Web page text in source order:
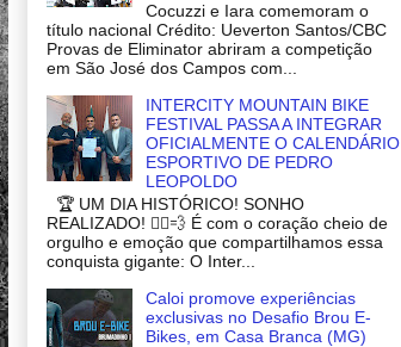
Cocuzzi e Iara comemoram o
título nacional Crédito: Ueverton Santos/CBC
Provas de Eliminator abriram a competição
em São José dos Campos com...
INTERCITY MOUNTAIN BIKE
FESTIVAL PASSA A INTEGRAR
OFICIALMENTE O CALENDÁRIO
ESPORTIVO DE PEDRO
LEOPOLDO
🏆 UM DIA HISTÓRICO! SONHO
REALIZADO! 🚴‍♂️💨 É com o coração cheio de
orgulho e emoção que compartilhamos essa
conquista gigante: O Inter...
Caloi promove experiências
exclusivas no Desafio Brou E-
Bikes, em Casa Branca (MG)